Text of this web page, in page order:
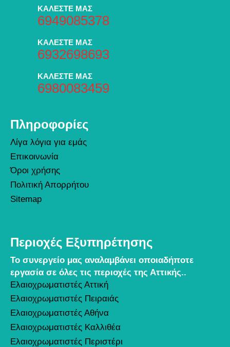
ΚΑΛΕΣΤΕ ΜΑΣ
6949085378
ΚΑΛΕΣΤΕ ΜΑΣ
6932698693
ΚΑΛΕΣΤΕ ΜΑΣ
6980083459
Πληροφορίες
Λίγα λόγια για εμάς
Επικοινωνία
Όροι χρήσης
Πολιτική Απορρήτου
Sitemap
Περιοχές Εξυπηρέτησης
Το συνεργείο μας αναλαμβάνει οποιαδήποτε
εργασία σε όλες τις περιοχές της Αττικής..
Ελαιοχρωματιστές Αττική
Ελαιοχρωματιστές Πειραιάς
Ελαιοχρωματιστές Αθήνα
Ελαιοχρωματιστές Καλλιθέα
Ελαιοχρωματιστές Περιστέρι